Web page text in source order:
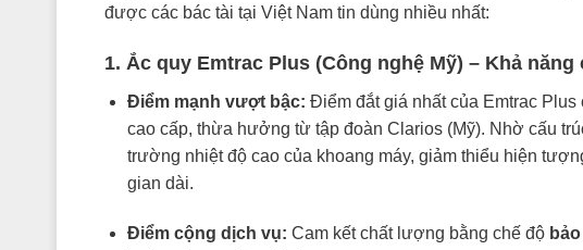
được các bác tài tại Việt Nam tin dùng nhiều nhất:
1. Ắc quy Emtrac Plus (Công nghệ Mỹ) – Khả
Điểm mạnh vượt bậc: Điểm đắt giá nhất của Emtrac Plus
cao cấp, thừa hưởng từ tập đoàn Clarios (Mỹ). Nhờ cấu
trường nhiệt độ cao của khoang máy, giảm thiểu hiện
gian dài.
Điểm cộng dịch vụ: Cam kết chất lượng bằng chế độ